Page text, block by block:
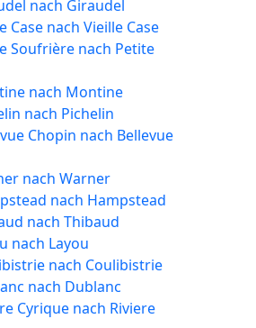
nach Giraudel
Case nach Vieille Case
Soufrière nach Petite
nach Montine
nach Pichelin
Chopin nach Bellevue
nach Warner
nach Hampstead
nach Thibaud
nach Layou
nach Coulibistrie
nach Dublanc
Cyrique nach Riviere